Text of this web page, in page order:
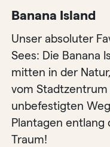
Banana Island
Unser absoluter
Sees: Die Banana
mitten in der
vom
unbefestigten
Plantagen entlang
Traum!